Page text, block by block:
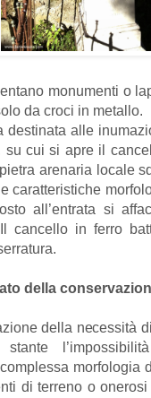
monumenti o
da croci in metallo.
destinata alle
cui si apre il
arenaria locale
caratteristiche
all’entrata si
cancello in ferro
della
della necessità
stante
morfologia
di terreno o